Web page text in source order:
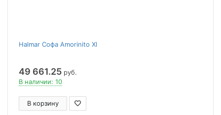
Halmar Софа Amorinito Xl
49 661.25 руб.
В наличии: 10
В корзину